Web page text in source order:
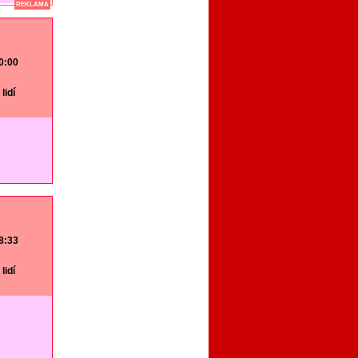
REKLAMA
lidí
lidí